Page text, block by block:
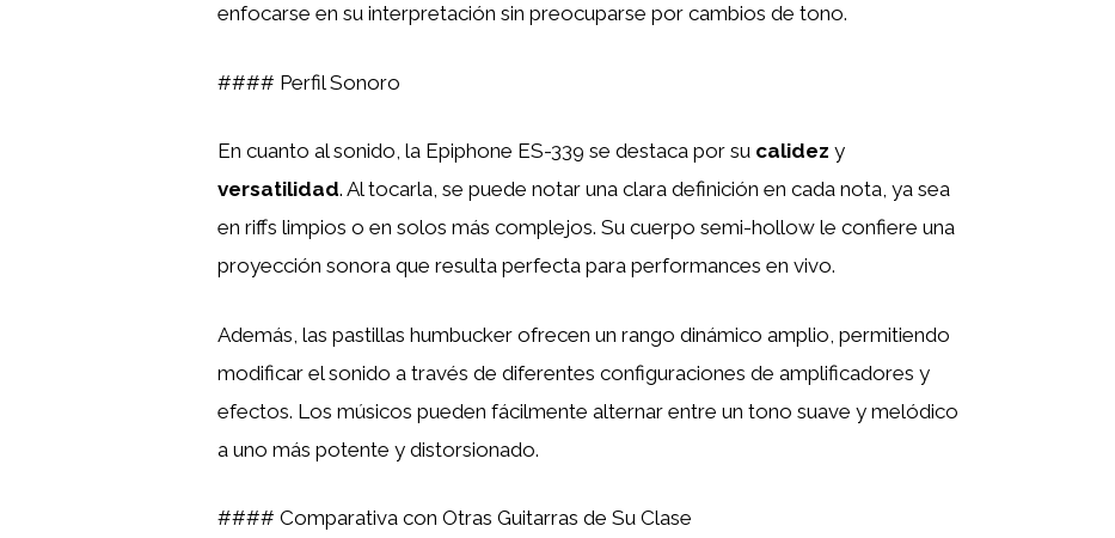
enfocarse en su interpretación sin preocuparse por cambios de tono.
#### Perfil Sonoro
En cuanto al sonido, la Epiphone ES-339 se destaca por su calidez y
versatilidad. Al tocarla, se puede notar una clara definición en cada nota, ya sea
en riffs limpios o en solos más complejos. Su cuerpo semi-hollow le confiere una
proyección sonora que resulta perfecta para performances en vivo.
Además, las pastillas humbucker ofrecen un rango dinámico amplio, permitiendo
modificar el sonido a través de diferentes configuraciones de amplificadores y
efectos. Los músicos pueden fácilmente alternar entre un tono suave y melódico
a uno más potente y distorsionado.
#### Comparativa con Otras Guitarras de Su Clase